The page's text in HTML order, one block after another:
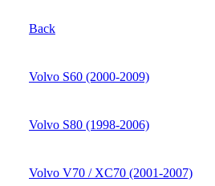
Back
Volvo S60 (2000-2009)
Volvo S80 (1998-2006)
Volvo V70 / XC70 (2001-2007)